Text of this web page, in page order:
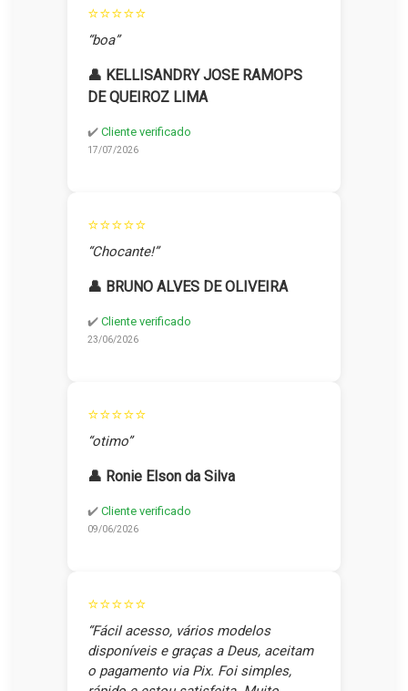
⭐⭐⭐⭐⭐
“boa”
👤 KELLISANDRY JOSE RAMOPS
DE QUEIROZ LIMA
✔️ Cliente verificado
17/07/2026
⭐⭐⭐⭐⭐
“Chocante!”
👤 BRUNO ALVES DE OLIVEIRA
✔️ Cliente verificado
23/06/2026
⭐⭐⭐⭐⭐
“otimo”
👤 Ronie Elson da Silva
✔️ Cliente verificado
09/06/2026
⭐⭐⭐⭐⭐
“Fácil acesso, vários modelos
disponíveis e graças a Deus, aceitam
o pagamento via Pix. Foi simples,